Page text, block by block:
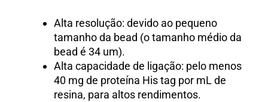
Alta resolução: devido ao pequeno
tamanho da bead (o tamanho médio da
bead é 34 um).
Alta capacidade de ligação: pelo menos
40 mg de proteína His tag por mL de
resina, para altos rendimentos.